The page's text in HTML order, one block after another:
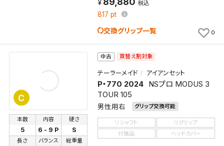
税込
817 pt
交換グリップ一覧 0
C
中古 買替え割対象
テーラーメイド アイアンセット
P・770 2024
NSプロ MODUS 3
TOUR 105
男性用右 グリップ交換可能
本数
5
内容
6 - 9 P
硬さ
S
長さ バランス 総重量
リシャフト
リグリップ
付属品
ヘッドカバー